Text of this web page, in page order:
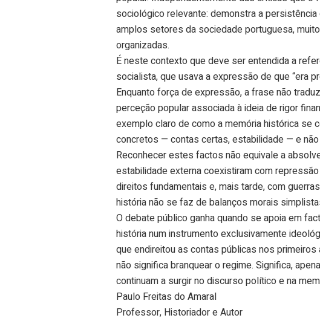
sociológico relevante: demonstra a
amplos setores da sociedade portuguesa,
organizadas.
É neste contexto que deve ser entendida a
socialista, que usava a expressão de que “era
Enquanto força de expressão, a frase não
perceção popular associada à ideia de rigor
exemplo claro de como a memória histórica se
concretos — contas certas, estabilidade — e
Reconhecer estes factos não equivale a
estabilidade externa coexistiram com
direitos fundamentais e, mais tarde, com
história não se faz de balanços morais
O debate público ganha quando se apoia em
história num instrumento exclusivamente
que endireitou as contas públicas nos
não significa branquear o regime. Significa,
continuam a surgir no discurso político e na
Paulo Freitas do Amaral
Professor, Historiador e Autor